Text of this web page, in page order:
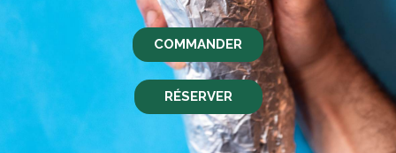
COMMANDER
RÉSERVER